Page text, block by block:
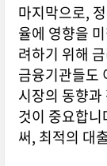
마지막으로,
율에 영향을
려하기 위해
금융기관들도
시장의 동향
것이 중요합
써, 최적의 대